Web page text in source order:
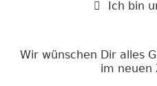
Ich bin
Wir wünschen Dir alles
im neuen